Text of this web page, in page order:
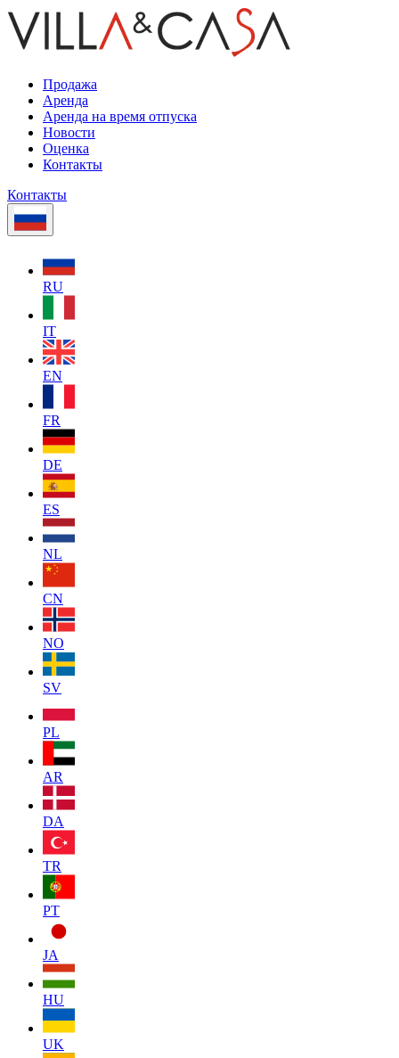
Продажа
Аренда
Аренда на время отпуска
Новости
Оценка
Контакты
Контакты
RU
IT
EN
FR
DE
ES
NL
CN
NO
SV
PL
AR
DA
TR
PT
JA
HU
UK